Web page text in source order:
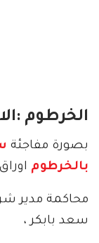
الخرطوم
بصورة مفاجئة
بالخرطوم
محاكمة مدير
سعد بابكر ،